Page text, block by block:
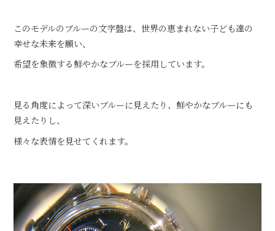
このモデルのブルーの文字盤は、世界の恵まれない子ども達の
幸せな未来を願い、
希望を象徴する鮮やかなブルーを採用しています。
見る角度によって深いブルーに見えたり、鮮やかなブルーにも
見えたりし、
様々な表情を見せてくれます。